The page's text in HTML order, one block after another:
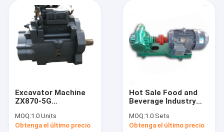
Excavator Machine
ZX870-5G
5G 9195239 ZX670-
5B HPK300AS
MOQ:1.0 Units
Obtenga el último precio
Hot Sale Food and
Beverage Industry
Internal Gear
Hydraulic Oil Pump
MOQ:1.0 Sets
Obtenga el último precio